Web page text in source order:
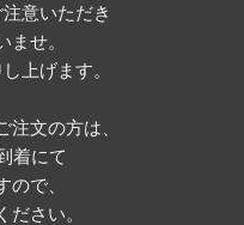
意いただき
ませ。
上げます。
注文の方は、
着にて
ので、
ださい。